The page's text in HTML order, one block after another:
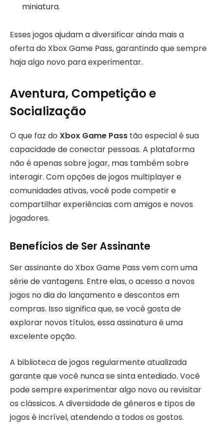
miniatura.
Esses jogos ajudam a diversificar ainda mais a
oferta do Xbox Game Pass, garantindo que sempre
haja algo novo para experimentar.
Aventura, Competição e
Socialização
O que faz do Xbox Game Pass tão especial é sua
capacidade de conectar pessoas. A plataforma
não é apenas sobre jogar, mas também sobre
interagir. Com opções de jogos multiplayer e
comunidades ativas, você pode competir e
compartilhar experiências com amigos e novos
jogadores.
Benefícios de Ser Assinante
Ser assinante do Xbox Game Pass vem com uma
série de vantagens. Entre elas, o acesso a novos
jogos no dia do lançamento e descontos em
compras. Isso significa que, se você gosta de
explorar novos títulos, essa assinatura é uma
excelente opção.
A biblioteca de jogos regularmente atualizada
garante que você nunca se sinta entediado. Você
pode sempre experimentar algo novo ou revisitar
os clássicos. A diversidade de gêneros e tipos de
jogos é incrível, atendendo a todos os gostos.